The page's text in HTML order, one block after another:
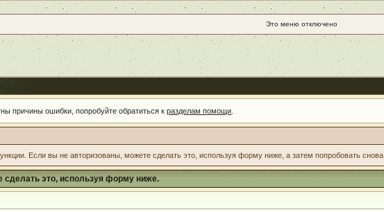
Это меню отключено
причины ошибки, попробуйте обратиться кразделам помощи
Если вы не авторизованы, можете сделать это, используя форму ниже, а затем попробовать снова.
это, используя форму ниже.